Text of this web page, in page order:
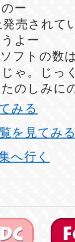
ー
売されて
よー
フトの数
ゃ。じっ
のしみに
みる
を見てみ
へ行く